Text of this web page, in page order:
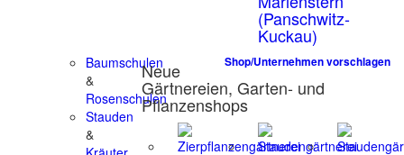
(Panschwitz-
Kuckau)
Baumschulen
&
Rosenschulen
Stauden
&
Shop/Unternehmen vorschlagen
Neue
Gärtnereien, Garten- und
Pflanzenshops